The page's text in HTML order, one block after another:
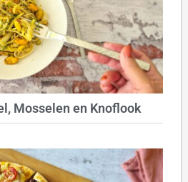
Mosselen en Knoflook